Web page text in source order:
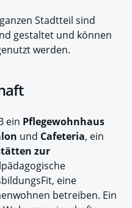
Stadtteil sind
gestaltet und können
werden.
ein Pflegewohnhaus
und Cafeteria, ein
zur
eine
betreiben. Ein